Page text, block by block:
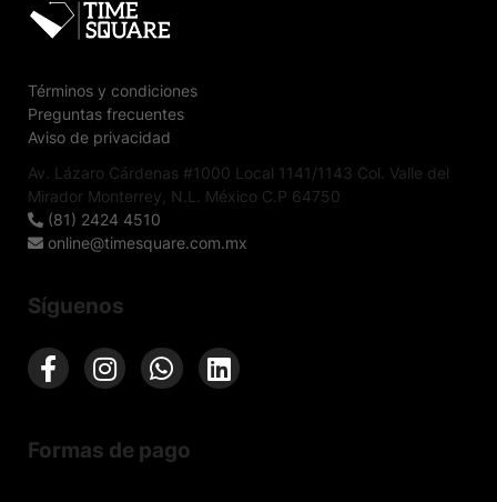
Términos y condiciones
Preguntas frecuentes
Aviso de privacidad
Av. Lázaro Cárdenas #1000 Local 1141/1143 Col. Valle del
Mirador Monterrey, N.L. México C.P 64750
(81) 2424 4510
online@timesquare.com.mx
Síguenos
Formas de pago